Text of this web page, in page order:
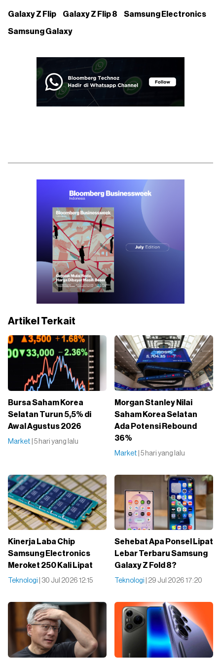
Galaxy Z Flip Galaxy Z Flip 8 Samsung Electronics
Samsung Galaxy
Artikel Terkait
Bursa Saham Korea
Selatan Turun 5,5% di
Awal Agustus 2026
Market | 5 hari yang lalu
Morgan Stanley Nilai
Saham Korea Selatan
Ada Potensi Rebound
36%
Market | 5 hari yang lalu
Kinerja Laba Chip
Samsung Electronics
Meroket 250 Kali Lipat
Teknologi | 30 Jul 2026 12:15
Sehebat Apa Ponsel Lipat
Lebar Terbaru Samsung
Galaxy Z Fold 8?
Teknologi | 29 Jul 2026 17:20